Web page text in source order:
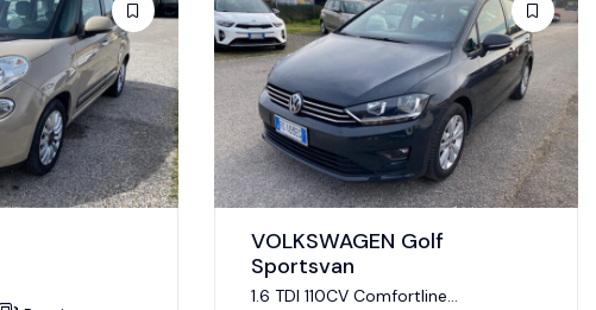
VOLKSWAGEN Golf
Sportsvan
1.6 TDI 110CV Comfortline